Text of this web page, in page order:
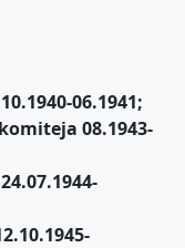
06.1941;
08.1943-